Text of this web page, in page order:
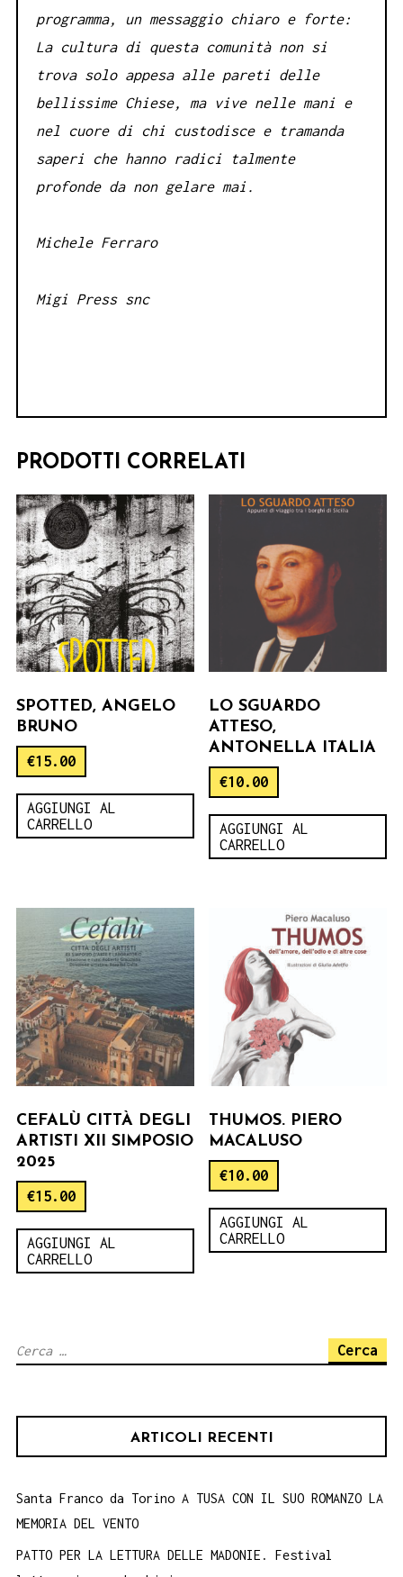
programma, un messaggio chiaro e forte:
La cultura di questa comunità non si
trova solo appesa alle pareti delle
bellissime Chiese, ma vive nelle mani e
nel cuore di chi custodisce e tramanda
saperi che hanno radici talmente
profonde da non gelare mai.
Michele Ferraro
Migi Press snc
PRODOTTI CORRELATI
SPOTTED, ANGELO
BRUNO
€15.00
AGGIUNGI AL
CARRELLO
LO SGUARDO
ATTESO,
ANTONELLA ITALIA
€10.00
AGGIUNGI AL
CARRELLO
CEFALÙ CITTÀ DEGLI
ARTISTI XII SIMPOSIO
2025
€15.00
AGGIUNGI AL
CARRELLO
THUMOS. PIERO
MACALUSO
€10.00
AGGIUNGI AL
CARRELLO
Ricerca
ARTICOLI RECENTI
Santa Franco da Torino A TUSA CON IL SUO ROMANZO LA
MEMORIA DEL VENTO
PATTO PER LA LETTURA DELLE MADONIE. Festival